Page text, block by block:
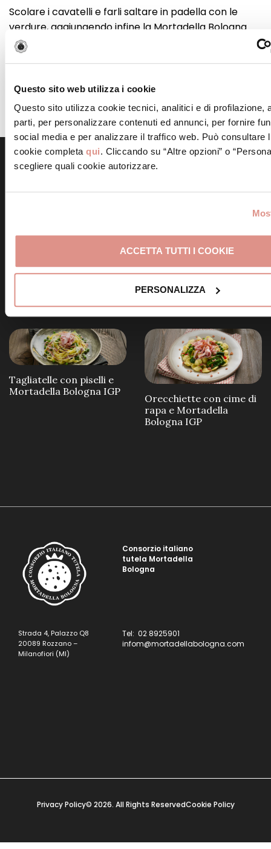
Questo sito web utilizza i cookie
Questo sito utilizza cookie tecnici, analitici e di profilazione,
parti, per personalizzare contenuti ed annunci, per fornire
social media e per analizzare il traffico web. Può consultare
cookie completa qui. Cliccando su “Altre opzioni” o
scegliere quali cookie autorizzare.
ACCETTA TUTTI I COOKIE
PERSONALIZZA
Scolare i cavatelli e farli saltare in padella con le
verdure, aggiungendo infine la Mortadella Bologna
IGP tagliata a cubetti piccolissimi.
STEP 5
Servire con una grattata di ricotta fresca di pecora o
con un filo d’olio.
Scopri altre ricette simili
Tagliatelle con crema di
piselli e Mortadella
Pasta con Mortadella
Bologna IGP e panna al
Tagliatelle con piselli e
Mortadella Bologna IGP
Orecchiette con cime di
rapa e Mortadella
Bologna IGP
Consorzio italiano
tutela Mortadella
Bologna
Strada 4, Palazzo Q8
20089 Rozzano –
Milanofiori (MI)
Tel: 02 8925901
infom@mortadellabologna.com
Privacy Policy© 2026. All Rights ReservedCookie Policy